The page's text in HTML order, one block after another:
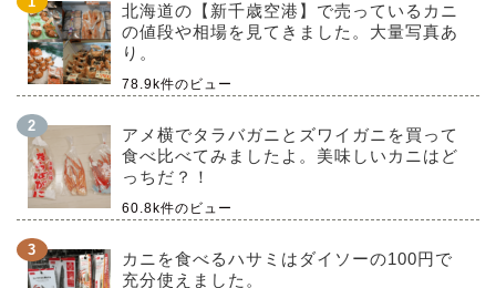
北海道の【新千歳空港】で売っているカニ
の値段や相場を見てきました。大量写真あ
り。
78.9k件のビュー
アメ横でタラバガニとズワイガニを買って
食べ比べてみましたよ。美味しいカニはど
っちだ？！
60.8k件のビュー
カニを食べるハサミはダイソーの100円で
充分使えました。